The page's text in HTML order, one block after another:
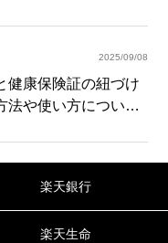
2025/09/08
健康保険証の紐づけ
法や使い方について
楽天銀行
楽天生命